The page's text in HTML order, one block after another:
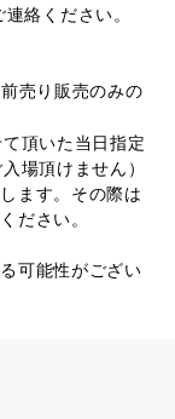
絡ください。
売り販売のみの
頂いた当日指定
場頂けません）
ます。その際は
ださい。
可能性がござい